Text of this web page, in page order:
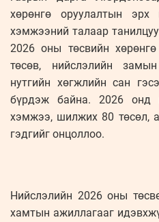
хөрөнгө оруулалтын эрх
хэмжээний талаар
2026 оны төсвийн
төсөв, нийслэлийн
нутгийн хөгжлийн сан
бүрдэж байна. 2026 онд
хэмжээ, шилжих 80 төсөл,
гэдгийг онцоллоо.
Нийслэлийн 2026 оны
хамтын ажиллагааг